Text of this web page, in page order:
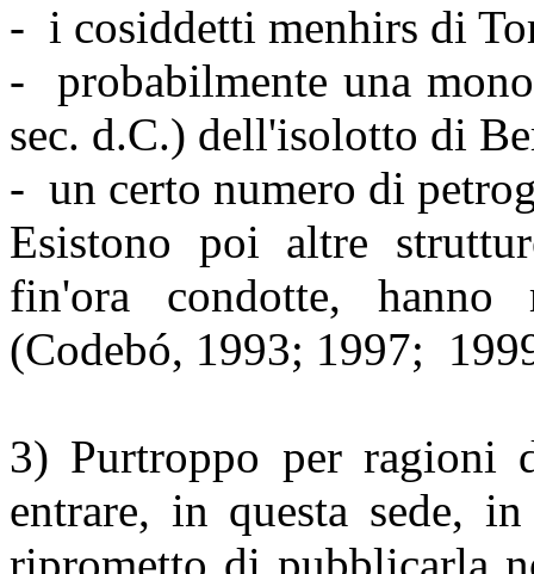
- i cosiddetti menhirs di
- probabilmente una
sec. d.C.) dell'isolotto di
- un certo numero di
Esistono poi altre
fin'ora condotte, hanno
(Codebó, 1993; 1997;
3) Purtroppo per ragioni
entrare, in questa sede,